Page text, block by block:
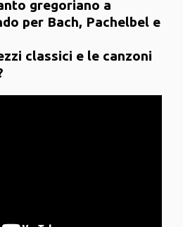
gregoriano a
per Bach, Pachelbel e
classici e le canzoni